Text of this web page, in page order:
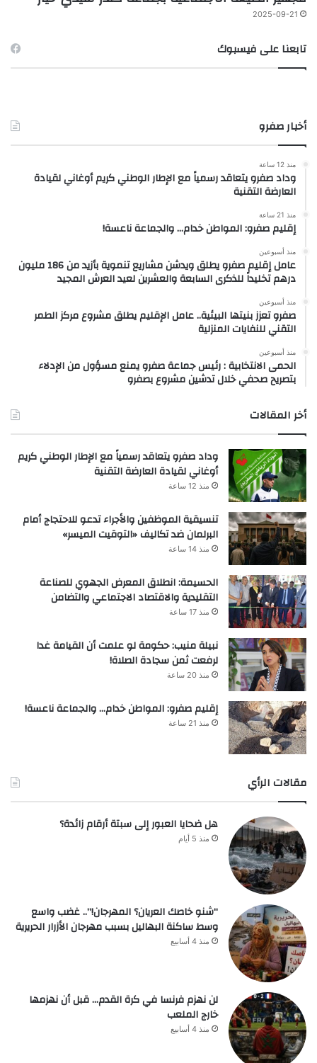
2025-09-21
تابعنا على فيسبوك
أخبار صفرو
منذ 12 ساعة
وداد صفرو يتعاقد رسمياً مع الإطار الوطني كريم أوغاني لقيادة
العارضة التقنية
منذ 21 ساعة
إقليم صفرو: المواطن خدام… والجماعة ناعسة!
منذ أسبوعين
عامل إقليم صفرو يطلق ويدشن مشاريع تنموية بأزيد من 186 مليون
درهم تخليداً للذكرى السابعة والعشرين لعيد العرش المجيد
منذ أسبوعين
صفرو تعزز بنيتها البيئية.. عامل الإقليم يطلق مشروع مركز الطمر
التقني للنفايات المنزلية
منذ أسبوعين
الحمى الانتخابية : رئيس جماعة صفرو يمنع مسؤول من الإدلاء
بتصريح صحفي خلال تدشين مشروع بصفرو
أخر المقالات
وداد صفرو يتعاقد رسمياً مع الإطار الوطني كريم
أوغاني لقيادة العارضة التقنية
منذ 12 ساعة
تنسيقية الموظفين والأجراء تدعو للاحتجاج أمام
البرلمان ضد تكاليف «التوقيت الميسر»
منذ 14 ساعة
الحسيمة: انطلاق المعرض الجهوي للصناعة
التقليدية والاقتصاد الاجتماعي والتضامن
منذ 17 ساعة
نبيلة منيب: حكومة لو علمت أن القيامة غدا
لرفعت ثمن سجادة الصلاة!
منذ 20 ساعة
إقليم صفرو: المواطن خدام… والجماعة ناعسة!
منذ 21 ساعة
مقالات الرأي
هل ضحايا العبور إلى سبتة أرقام زائدة؟
منذ 5 أيام
“شنو خاصك العريان؟ المهرجان!”.. غضب واسع
وسط ساكنة البهاليل بسبب مهرجان الأزرار الحريرية
منذ 4 أسابيع
لن نهزم فرنسا في كرة القدم… قبل أن نهزمها
خارج الملعب
منذ 4 أسابيع